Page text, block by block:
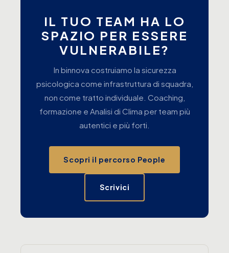
IL TUO TEAM HA LO
SPAZIO PER ESSERE
VULNERABILE?
In binnova costruiamo la sicurezza
psicologica come infrastruttura di squadra,
non come tratto individuale. Coaching,
formazione e Analisi di Clima per team più
autentici e più forti.
Scopri il percorso People
Scrivici